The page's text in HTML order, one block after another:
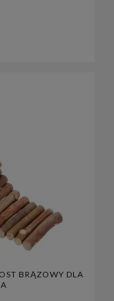
BRĄZOWY DLA